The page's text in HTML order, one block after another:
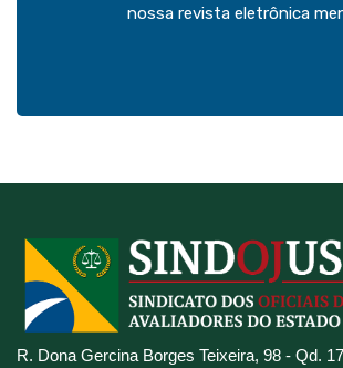
nossa revista eletrônica
R. Dona Gercina Borges Teixeira, 98 - Qd.